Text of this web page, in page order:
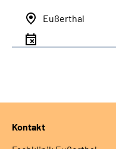
Eußerthal
Kontakt